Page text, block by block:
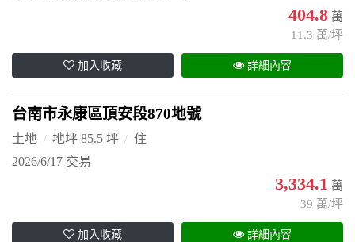
404.8 萬
11.3 萬/坪
加入收藏 詳細內容
台南市永康區頂安段870地號
土地 地坪 85.5 坪
住
2026/6/17 交易
3,334.1 萬
39 萬/坪
加入收藏 詳細內容